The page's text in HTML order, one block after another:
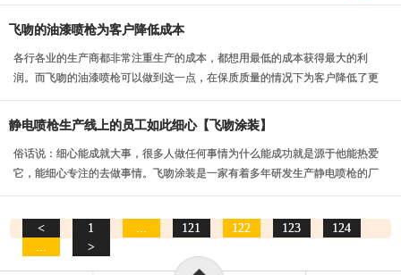
飞吻的油漆喷枪为客户降低成本
各行各业的生产商都非常注重生产的成本，都想用最低的成本获得最大的利
润。而飞吻的油漆喷枪可以做到这一点，在保质质量的情况下为客户降低了更
静电喷枪生产线上的员工如此细心【飞吻涂装】
俗话说：细心能成就大事，很多人做任何事情为什么能成功就是源于他能热爱
它，能细心专注的去做事情。飞吻涂装是一家有着多年研发生产静电喷枪的厂
< 1 121 122 123
124
>